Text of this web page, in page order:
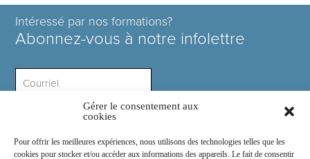
Gérer le consentement aux
cookies
Pour offrir les meilleures expériences, nous utilisons des technologies telles que les
cookies pour stocker et/ou accéder aux informations des appareils. Le fait de consentir
Intéressé par nos formations?
Abonnez-vous à notre infolettre